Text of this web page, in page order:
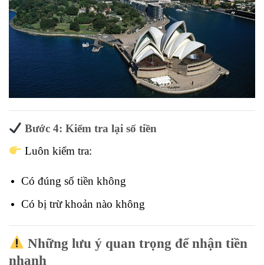
Bước 4: Kiểm tra lại số tiền
Luôn kiểm tra:
Có đúng số tiền không
Có bị trừ khoản nào không
Những lưu ý quan trọng để nhận tiền
nhanh